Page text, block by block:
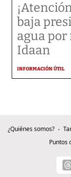
baja
agua
Idaan
INFORMACIÓN ÚTIL
¿Quiénes somos?
Puntos